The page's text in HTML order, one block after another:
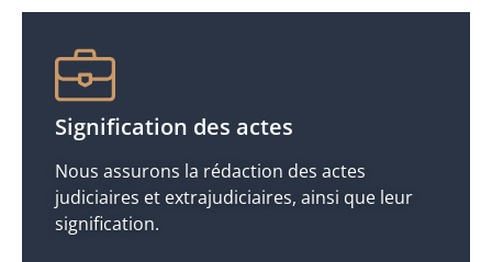
Signification des actes
Nous assurons la rédaction des actes
judiciaires et extrajudiciaires, ainsi que leur
signification.